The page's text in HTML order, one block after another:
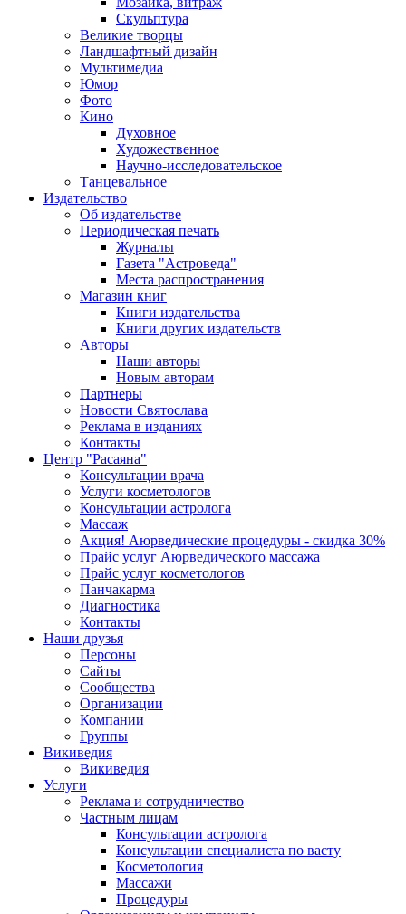
Скульптура
Великие творцы
Ландшафтный дизайн
Мультимедиа
Юмор
Фото
Кино
Духовное
Художественное
Научно-исследовательское
Танцевальное
Издательство
Об издательстве
Периодическая печать
Журналы
Газета "Астроведа"
Места распространения
Магазин книг
Книги издательства
Книги других издательств
Авторы
Наши авторы
Новым авторам
Партнеры
Новости Святослава
Реклама в изданиях
Контакты
Центр "Расаяна"
Консультации врача
Услуги косметологов
Консультации астролога
Массаж
Акция! Аюрведические процедуры - скидка 30%
Прайс услуг Аюрведического массажа
Прайс услуг косметологов
Панчакарма
Диагностика
Контакты
Наши друзья
Персоны
Сайты
Сообщества
Организации
Компании
Группы
Викиведия
Викиведия
Услуги
Реклама и сотрудничество
Частным лицам
Консультации астролога
Консультации специалиста по васту
Косметология
Массажи
Процедуры